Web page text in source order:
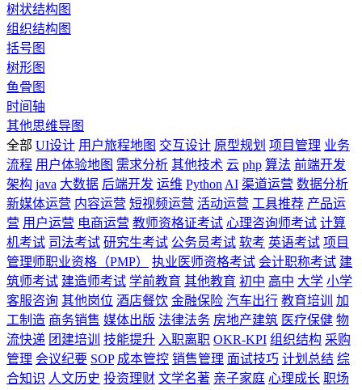
树状结构图
组织结构图
括号图
树形图
鱼骨图
时间轴
其他思维导图
全部 UI设计 用户旅程地图 交互设计 原型规划 项目管理 业务
流程 用户体验地图 需求分析 其他技术 云 php 算法 前端开发
架构 java 大数据 后端开发 运维 Python AI 渠道运营 数据分析
新媒体运营 内容运营 短视频运营 活动运营 工具推荐 产品运
营 用户运营 电商运营 教师资格证考试 心理咨询师考试 计算
机考试 司法考试 研究生考试 公务员考试 软考 英语考试 项目
管理师职业资格（PMP）
执业医师资格考试 会计职称考试 建
筑师考试 建造师考试 学前教育 其他教育 初中 高中 大学 小学
客服咨询 其他岗位 酒店餐饮 金融保险 汽车出行 教育培训
加
工制造 商务销售 媒体出版 法律法务 房地产建筑 医疗保健 物
流快递 团建培训 技能提升 入职离职 OKR-KPI 组织结构 采购
管理 会议纪要 SOP 成本管控 销售管理 面试技巧 计划总结 综
合知识 人文历史 投资理财 文学名著 亲子家庭 心理成长 职场